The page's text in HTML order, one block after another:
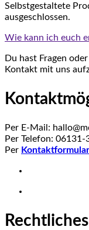
Selbstgestaltete
ausgeschlossen.
Wie kann ich euch
Du hast Fragen
Kontakt mit uns
Per E-Mail:
Per Telefon:
Per Kontaktformular
Rechtliches